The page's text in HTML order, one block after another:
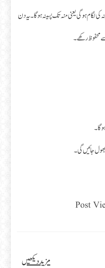
کی لگام ہوگی یعنی منہ تک پسینہ ہوگا۔ یہ دن
محفوظ رکھے۔
جائیں گی۔
Post
مزید دیکھیں